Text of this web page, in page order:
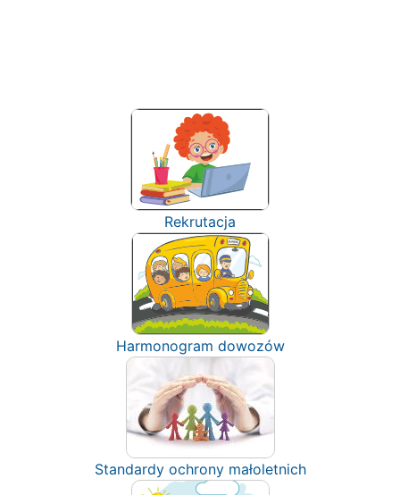
Rekrutacja
Harmonogram dowozów
Standardy ochrony małoletnich